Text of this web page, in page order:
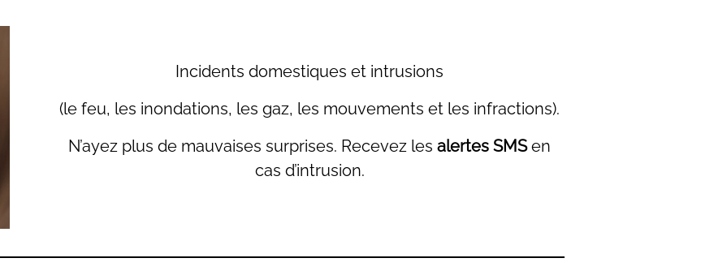
Incidents domestiques et intrusions
(le feu, les inondations, les gaz, les mouvements et les infractions).
N’ayez plus de mauvaises surprises. Recevez lesalertes SMSen
cas d’intrusion.